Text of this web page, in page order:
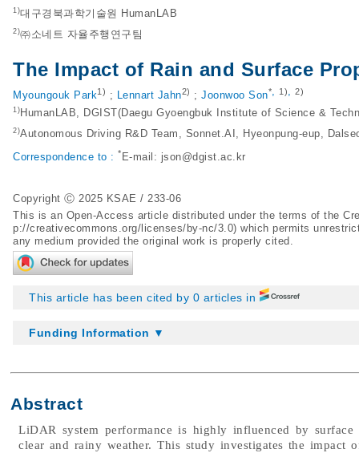
1)대구경북과학기술원 HumanLAB
2)㈜소네트 자율주행연구팀
The Impact of Rain and Surface
Myoungouk Park1) ; Lennart Jahn2) ; Joonwoo Son*, 1), 2)
1) HumanLAB, DGIST(Daegu Gyoengbuk Institute of Science &
2)Autonomous Driving R&D Team, Sonnet.AI, Hyeonpung-eup,
Correspondence to : * E-mail: json@dgist.ac.kr
Copyright Ⓒ 2025 KSAE / 233-06
This is an Open-Access article distributed under the terms of the
p://creativecommons.org/licenses/by-nc/3.0) which permits
any medium provided the original work is properly cited.
This article has been cited by 0 articles in
Funding Information ▼
Abstract
LiDAR system performance is highly influenced by
clear and rainy weather. This study investigates the impact